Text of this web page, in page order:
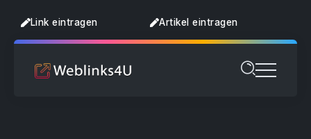
Link eintragen Artikel eintragen